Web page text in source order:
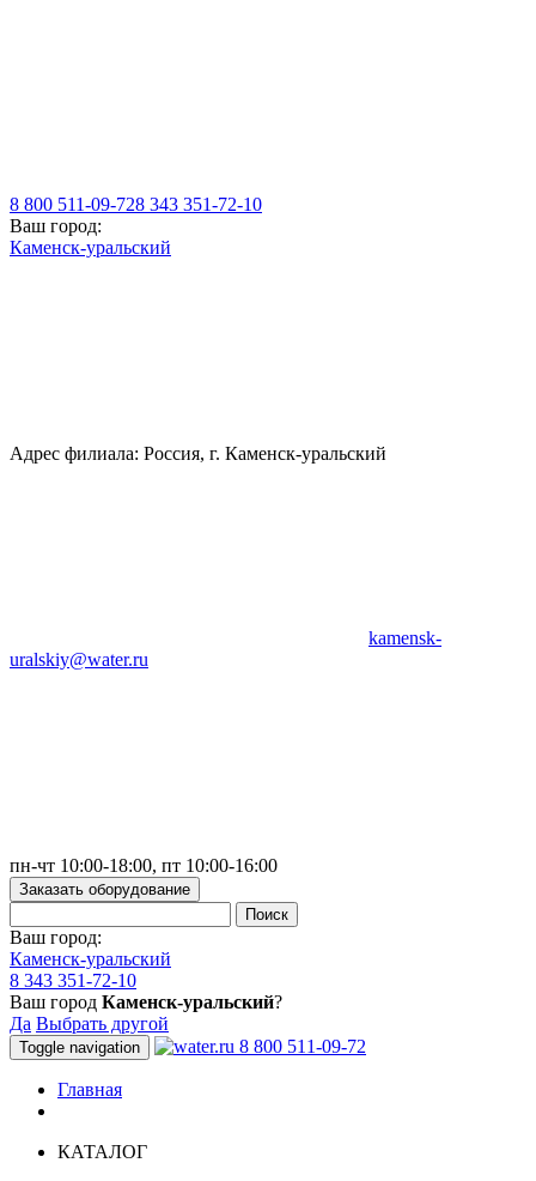
8 800 511-09-728 343 351-72-10
Ваш город:
Каменск-уральский
Адрес филиала: Россия, г. Каменск-уральский
kamensk-
uralskiy@water.ru
пн-чт 10:00-18:00, пт 10:00-16:00
Заказать оборудование
Ваш город:
Каменск-уральский
8 343 351-72-10
Ваш город Каменск-уральский?
Да Выбрать другой
Toggle navigation 8 800 511-09-72
Главная
КАТАЛОГ